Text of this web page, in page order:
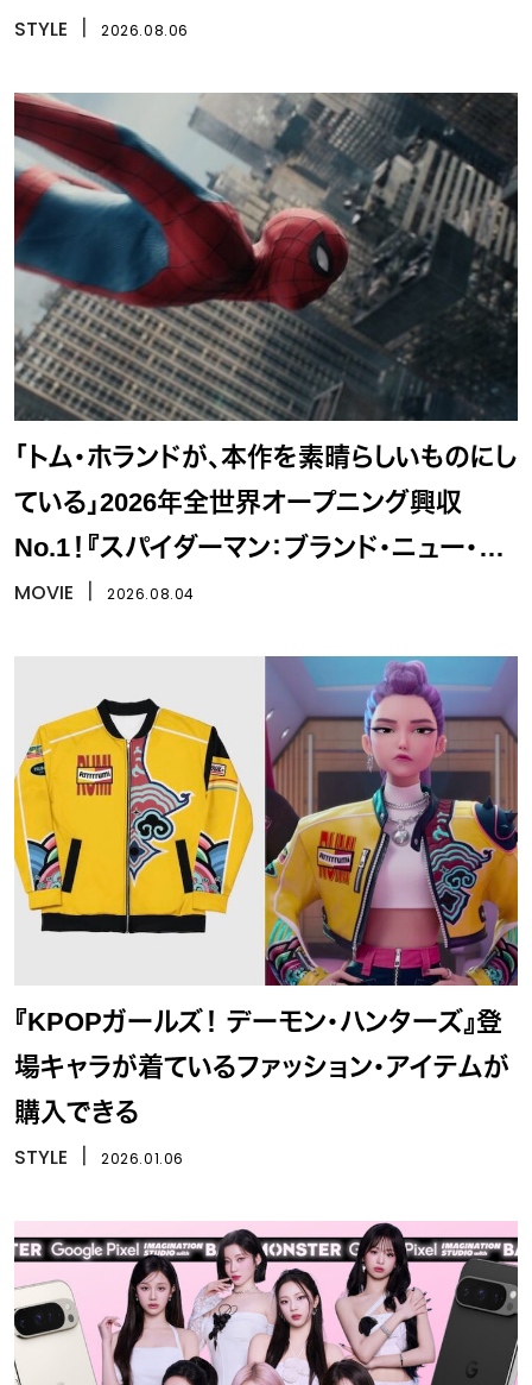
STYLE 2026.08.06
「トム・ホランドが、本作を素晴らしいものにし
ている」2026年全世界オープニング興収
No.1！『スパイダーマン：ブランド・ニュー・デ
イ』
MOVIE 2026.08.04
『KPOPガールズ！ デーモン・ハンターズ』登
場キャラが着ているファッション・アイテムが
購入できる
STYLE 2026.01.06